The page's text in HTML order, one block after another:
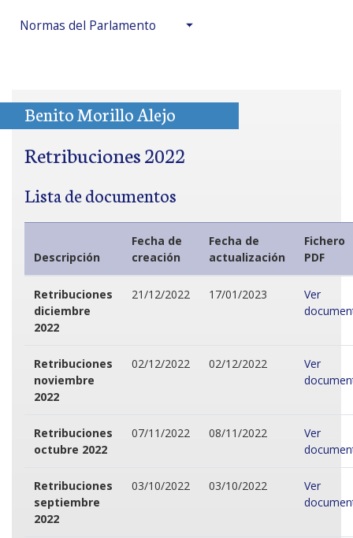
Normas del Parlamento
Benito Morillo Alejo
Retribuciones 2022
Lista de documentos
Descripción
Fecha de
creación
Fecha de
actualización
Fichero
PDF
Retribuciones
diciembre
2022
21/12/2022 17/01/2023
Ver
Retribuciones
noviembre
2022
02/12/2022 02/12/2022
Ver
Retribuciones
octubre 2022
07/11/2022 08/11/2022
Ver
Retribuciones
septiembre
2022
03/10/2022 03/10/2022
Ver